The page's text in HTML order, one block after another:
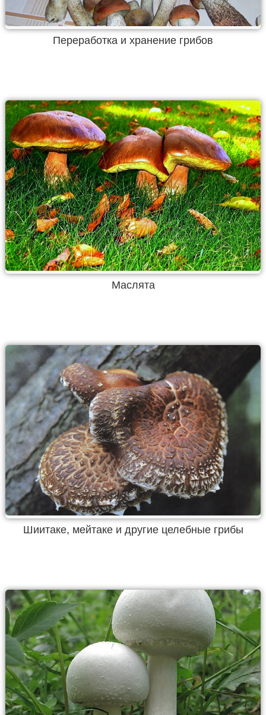
Переработка и хранение грибов
Маслята
Шиитаке, мейтаке и другие целебные грибы